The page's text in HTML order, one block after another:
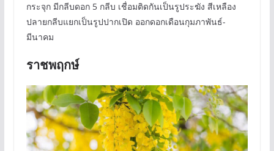
กระจุก มีกลีบดอก 5 กลีบ เชื่อมติดกันเป็นรูประฆัง สีเหลือง
ปลายกลีบแยกเป็นรูปปากเปิด ออกดอกเดือนกุมภาพันธ์-
มีนาคม
ราชพฤกษ์